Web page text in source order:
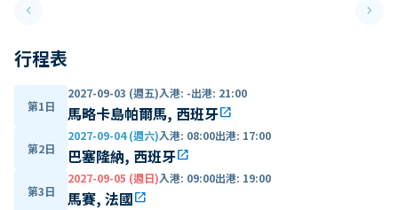
keyboard_arrow_leftPrevious slide keyboard_arrow_right
行程表
第1日
2027-09-03 (週五)入港: -出港: 21:00
馬略卡島帕爾馬, 西班牙open_in_new
第2日
2027-09-04 (週六)入港: 08:00出港: 17:00
巴塞隆納, 西班牙open_in_new
第3日
2027-09-05 (週日)入港: 09:00出港: 19:00
馬賽, 法國open_in_new